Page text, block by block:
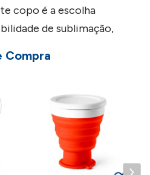
copo é a escolha
de sublimação,
inspiradoras ou
uma forma eficaz de
e criar uma conexão
clientes.
Viagem para
Compra